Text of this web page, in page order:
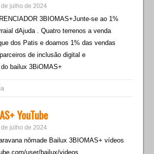
de julho de 2024
3BIOMAS+Junte-se ao 1%
dAjuda . Quatro terrenos a venda
dos Patis e doamos 1% das vendas
de inclusão digital e
bailux 3BiOMAS+
YouTube
de julho de 2024
nômade Bailux 3BIOMAS+ vídeos
user/bailux/videos